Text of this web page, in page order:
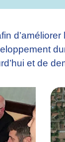
d’améliorer
et de